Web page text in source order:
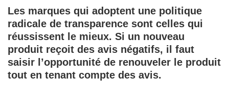
Les marques qui adoptent une politique
radicale de transparence sont celles qui
réussissent le mieux. Si un nouveau
produit reçoit des avis négatifs, il faut
saisir l’opportunité de renouveler le produit
tout en tenant compte des avis.